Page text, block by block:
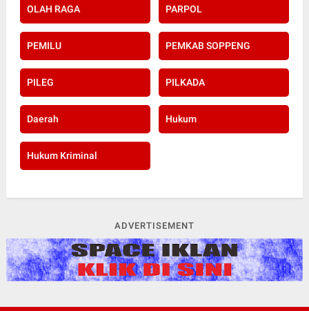
OLAH RAGA PARPOL
PEMILU PEMKAB SOPPENG
PILEG PILKADA
Daerah Hukum
Hukum Kriminal
ADVERTISEMENT